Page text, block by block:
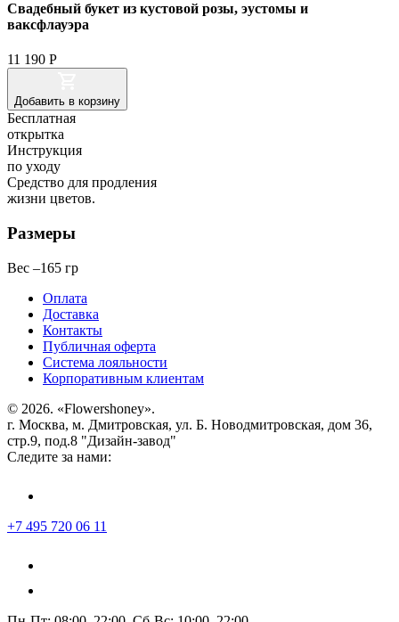
Свадебный букет из кустовой розы, эустомы и
ваксфлауэра
11 190 Р
Добавить в корзину
Бесплатная
открытка
Инструкция
по уходу
Cредство для продления
жизни цветов.
Размеры
Вес –165 гр
Оплата
Доставка
Контакты
Публичная оферта
Система лояльности
Корпоративным клиентам
© 2026. «Flowershoney».
г. Москва, м. Дмитровская, ул. Б. Новодмитровская, дом 36,
стр.9, под.8 "Дизайн-завод"
Следите за нами:
+7 495 720 06 11